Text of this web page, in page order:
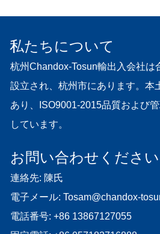
私たちについて
杭州Chandox-Tosun輸出入会社は
設立され、杭州市にあります。本
あり、ISO9001-2015品質および
しています。
お問い合わせください
連絡先: 陳氏
電子メール: Tosam@chandox-
電話番号: +86 13867127055